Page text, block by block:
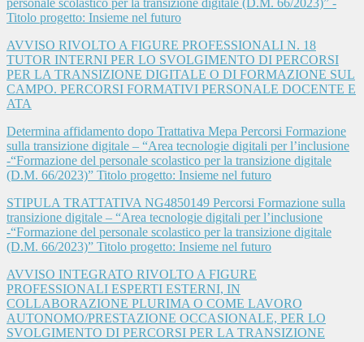
personale scolastico per la transizione digitale (D.M. 66/2023)” -
Titolo progetto: Insieme nel futuro
AVVISO RIVOLTO A FIGURE PROFESSIONALI N. 18
TUTOR INTERNI PER LO SVOLGIMENTO DI PERCORSI
PER LA TRANSIZIONE DIGITALE O DI FORMAZIONE SUL
CAMPO. PERCORSI FORMATIVI PERSONALE DOCENTE E
ATA
Determina affidamento dopo Trattativa Mepa Percorsi Formazione
sulla transizione digitale – “Area tecnologie digitali per l’inclusione
-“Formazione del personale scolastico per la transizione digitale
(D.M. 66/2023)” Titolo progetto: Insieme nel futuro
STIPULA TRATTATIVA NG4850149 Percorsi Formazione sulla
transizione digitale – “Area tecnologie digitali per l’inclusione
-“Formazione del personale scolastico per la transizione digitale
(D.M. 66/2023)” Titolo progetto: Insieme nel futuro
AVVISO INTEGRATO RIVOLTO A FIGURE
PROFESSIONALI ESPERTI ESTERNI, IN
COLLABORAZIONE PLURIMA O COME LAVORO
AUTONOMO/PRESTAZIONE OCCASIONALE, PER LO
SVOLGIMENTO DI PERCORSI PER LA TRANSIZIONE